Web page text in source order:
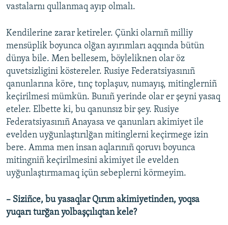
vastalarnı qullanmaq ayıp olmalı.
Kendilerine zarar ketireler. Çünki olarnıñ milliy
mensüplik boyunca olğan ayırımları aqqında bütün
dünya bile. Men bellesem, böyleliknen olar öz
quvetsizligini köstereler. Rusiye Federatsiyasınıñ
qanunlarına köre, tınç toplaşuv, numayış, mitinglerniñ
keçirilmesi mümkün. Bunıñ yerinde olar er şeyni yasaq
eteler. Elbette ki, bu qanunsız bir şey. Rusiye
Federatsiyasınıñ Anayasa ve qanunları akimiyet ile
evelden uyğunlaştırılğan mitinglerni keçirmege izin
bere. Amma men insan aqlarınıñ qoruvı boyunca
mitingniñ keçirilmesini akimiyet ile evelden
uyğunlaştırmamaq içün sebeplerni körmeyim.
– Siziñce, bu yasaqlar Qırım akimiyetinden, yoqsa
yuqarı turğan yolbaşçılıqtan kele?